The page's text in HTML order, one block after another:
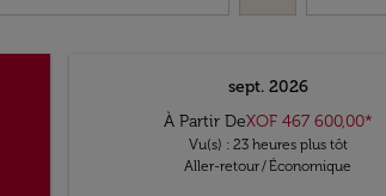
sept. 2026
À Partir DeXOF 467 600,00*
Vu(s) : 23 heures plus tôt
Aller-retour/Économique